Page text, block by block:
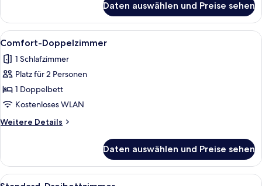
Einzelzimmer
Daten auswählen und Preise sehen
Alle
Fotos
für
Comfort-
Doppelzimmer
anzeigen
Ein Hotelzimmer mit einem großen
7
Comfort-Doppelzimmer
1 Schlafzimmer
Platz für 2 Personen
1 Doppelbett
Kostenloses WLAN
Weitere Details
Weitere
Doppelzimmer
Daten auswählen und Preise sehen
Alle
Ein Hotelzimmer mit einem großen